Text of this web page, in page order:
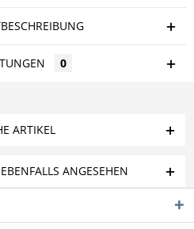
0
ARTIKEL
ANGESEHEN